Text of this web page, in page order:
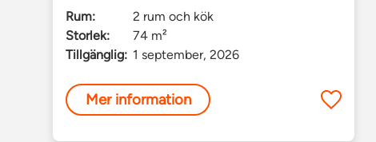
Rum:
2 rum och kök
Storlek:
74 m²
Tillgänglig: 1 september, 2026
Mer information